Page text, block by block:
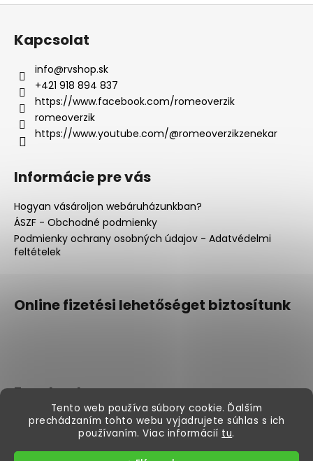
Tento web používa súbory cookie. Ďalším
prechádzaním tohto webu vyjadrujete súhlas s ich
používaním. Viac informácií tu.
L
Kapcsolat
info@rvshop.sk
+421 918 894 837
https://www.facebook.com/romeoverzik
romeoverzik
https://www.youtube.com/@romeoverzikzenekar
Informácie pre vás
Hogyan vásároljon webáruházunkban?
ÁSZF - Obchodné podmienky
Podmienky ochrany osobných údajov - Adatvédelmi
feltételek
Online fizetési lehetőséget biztosítunk
Facebook
Shoptet készítette